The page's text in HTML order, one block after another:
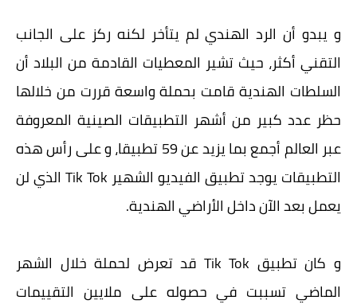
و يبدو أن الرد الهندي لم يتأخر لكنه ركز على الجانب
التقني أكثر، حيث تشير المعطيات القادمة من البلاد أن
السلطات الهندية قامت بحملة واسعة قررت من خلالها
حظر عدد كبير من أشهر التطبيقات الصينية المعروفة
عبر العالم أجمع بما يزيد عن 59 تطبيقا، و على رأس هذه
التطبيقات يوجد تطبيق الفيديو الشهير Tik Tok الذي لن
يعمل بعد الآن داخل الأراضي الهندية.
و كان تطبيق Tik Tok قد تعرض لحملة خلال الشهر
الماضي تسببت في حصوله على ملايين التقييمات